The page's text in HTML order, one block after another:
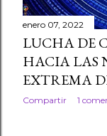
enero 07, 2022
LUCHA DE
HACIA LAS
EXTREMA
Compartir 1